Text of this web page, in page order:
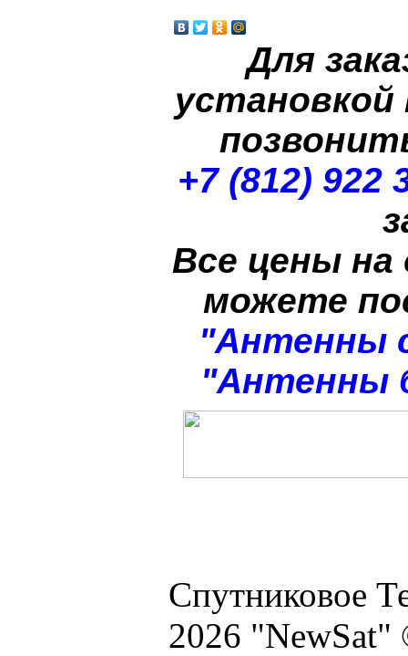
Для
+7 (812) 922
Все цены на
можете
"Антенны
"Антенны
Спутниковое
2026 "NewSat"